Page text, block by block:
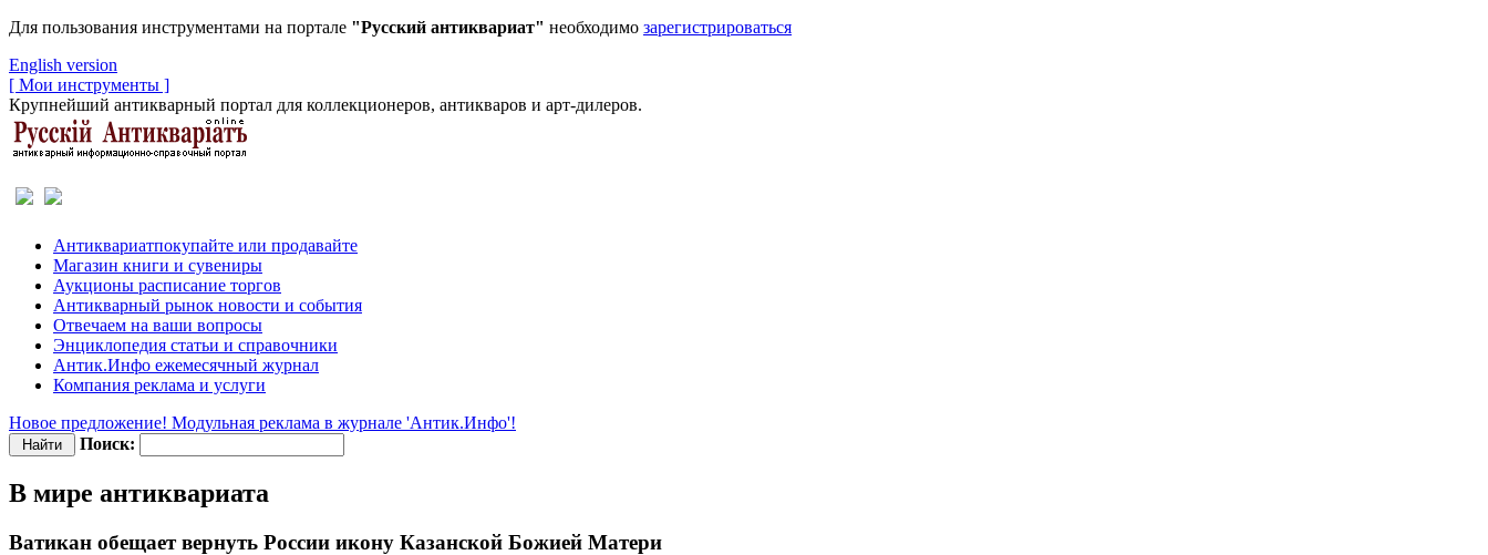
Для пользования инструментами на портале "Русский антиквариат" необходимо зарегистрироваться
English version
[ Мои инструменты ]
Крупнейший антикварный портал для коллекционеров, антикваров и арт-дилеров.
Антиквариатпокупайте или продавайте
Магазин книги и сувениры
Аукционы расписание торгов
Антикварный рынок новости и события
Отвечаем на ваши вопросы
Энциклопедия статьи и справочники
Антик.Инфо ежемесячный журнал
Компания реклама и услуги
Новое предложение! Модульная реклама в журнале 'Антик.Инфо'!
Поиск:
В мире антиквариата
Ватикан обещает вернуть России икону Казанской Божией Матери